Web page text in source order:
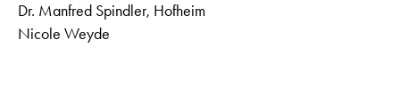
Dr. Manfred Spindler, Hofheim
Nicole Weyde